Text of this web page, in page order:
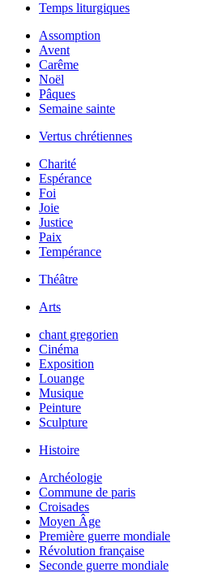
Temps liturgiques
Assomption
Avent
Carême
Noël
Pâques
Semaine sainte
Vertus chrétiennes
Charité
Espérance
Foi
Joie
Justice
Paix
Tempérance
Théâtre
Arts
chant gregorien
Cinéma
Exposition
Louange
Musique
Peinture
Sculpture
Histoire
Archéologie
Commune de paris
Croisades
Moyen Âge
Première guerre mondiale
Révolution française
Seconde guerre mondiale